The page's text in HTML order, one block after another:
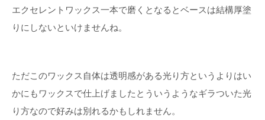
エクセレントワックス一本で磨くとなるとベースは結構厚塗
りにしないといけませんね。
ただこのワックス自体は透明感がある光り方というよりはい
かにもワックスで仕上げましたとういうようなギラついた光
り方なので好みは別れるかもしれません。